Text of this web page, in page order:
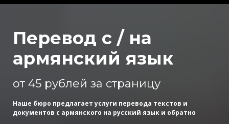
Перевод с / на
армянский язык
от 45 рублей за страницу
Наше бюро предлагает услуги перевода текстов и
документов с армянского на русский язык и обратно